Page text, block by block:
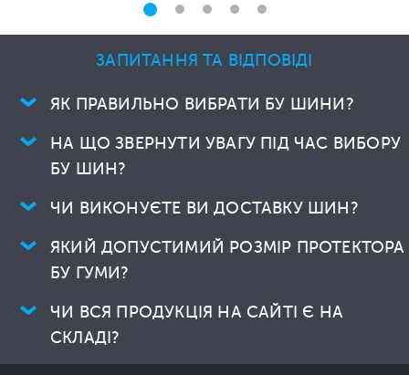
ЗАПИТАННЯ ТА ВІДПОВІДІ
ЯК ПРАВИЛЬНО ВИБРАТИ БУ ШИНИ?
НА ЩО ЗВЕРНУТИ УВАГУ ПІД ЧАС ВИБОРУ
БУ ШИН?
ЧИ ВИКОНУЄТЕ ВИ ДОСТАВКУ ШИН?
ЯКИЙ ДОПУСТИМИЙ РОЗМІР ПРОТЕКТОРА
БУ ГУМИ?
ЧИ ВСЯ ПРОДУКЦІЯ НА САЙТІ Є НА
СКЛАДІ?